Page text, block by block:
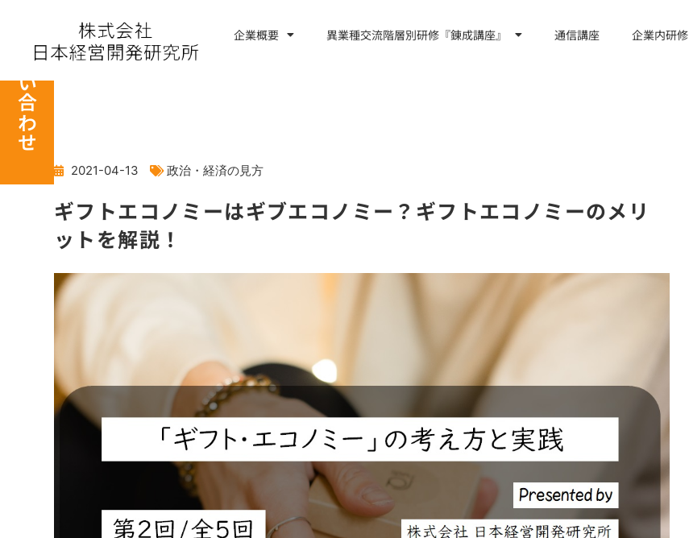
キ
企業概要 異業種交流階層別研修『錬成講座』 通信講座 企業内研修
お問い合わせ
2021-04-13 政治・経済の見方
ギフトエコノミーはギブエコノミー？ギフトエコノミーのメリ
ットを解説！